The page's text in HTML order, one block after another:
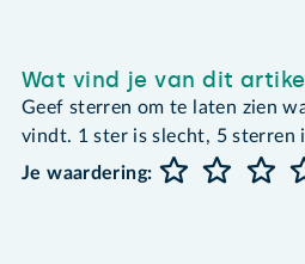
Wat vind je van dit
Geef sterren om te laten zien
vindt. 1 ster is slecht, 5 sterren
Je waardering: